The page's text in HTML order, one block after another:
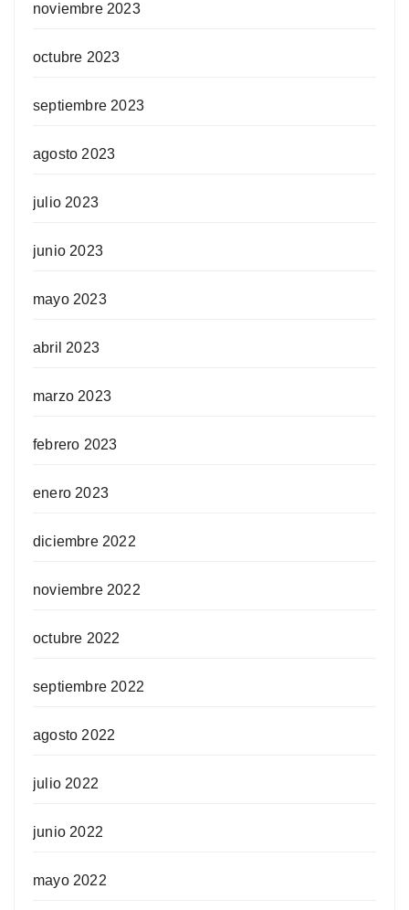
noviembre 2023
octubre 2023
septiembre 2023
agosto 2023
julio 2023
junio 2023
mayo 2023
abril 2023
marzo 2023
febrero 2023
enero 2023
diciembre 2022
noviembre 2022
octubre 2022
septiembre 2022
agosto 2022
julio 2022
junio 2022
mayo 2022